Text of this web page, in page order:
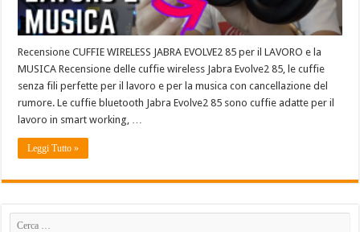
Recensione CUFFIE WIRELESS JABRA EVOLVE2 85 per il LAVORO e la
MUSICA Recensione delle cuffie wireless Jabra Evolve2 85, le cuffie
senza fili perfette per il lavoro e per la musica con cancellazione del
rumore. Le cuffie bluetooth Jabra Evolve2 85 sono cuffie adatte per il
lavoro in smart working, …
Leggi Tutto »